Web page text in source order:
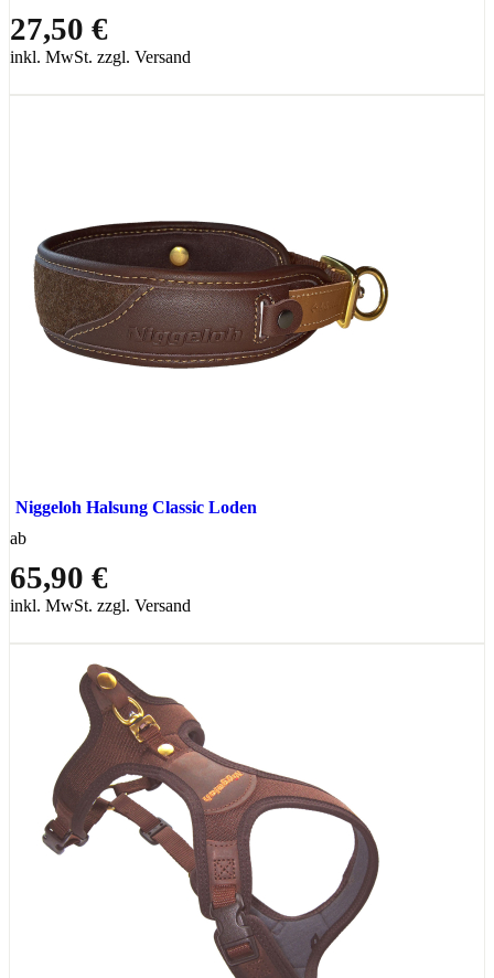
27,50 €
inkl. MwSt. zzgl. Versand
Niggeloh Halsung Classic Loden
ab
65,90 €
inkl. MwSt. zzgl. Versand